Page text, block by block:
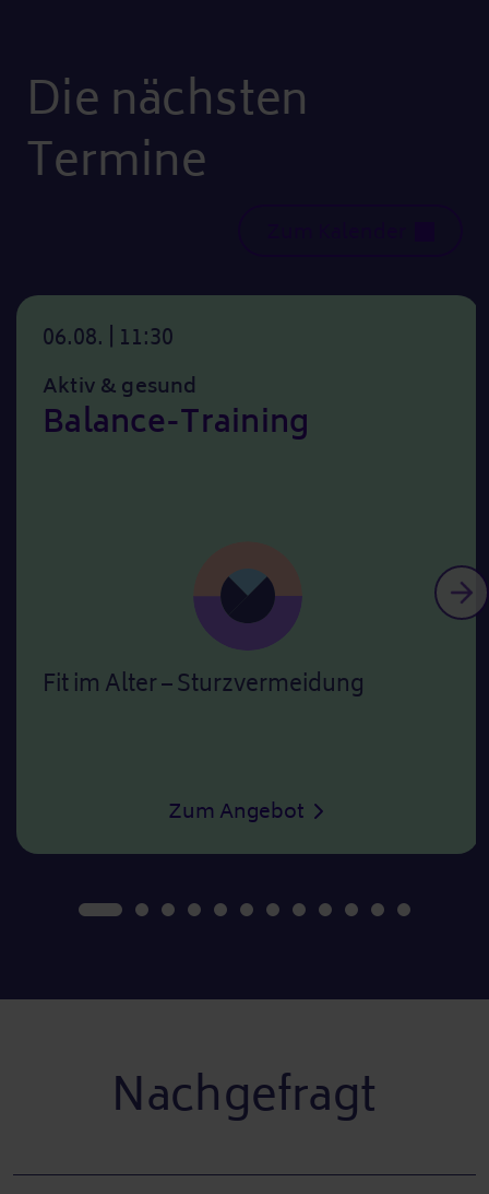
Die nächsten
Termine
06.08. | 11:30
Aktiv & gesund
Balance-Training
Fit im Alter – Sturzvermeidung
Zum Angebot Balance-Training
Nachgefragt